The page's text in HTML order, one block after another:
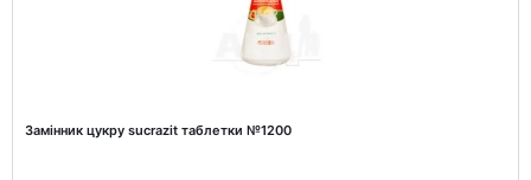
Замінник цукру sucrazit таблетки №1200